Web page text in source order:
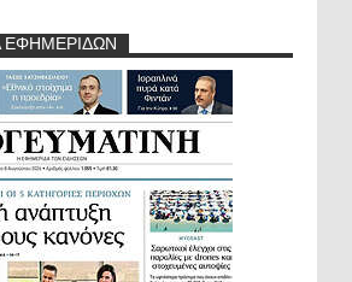
ΕΦΗΜΕΡΙΔΩΝ